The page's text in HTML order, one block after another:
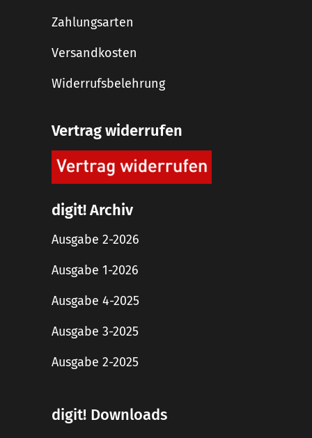
Zahlungsarten
Versandkosten
Widerrufsbelehrung
Vertrag widerrufen
digit! Archiv
Ausgabe 2-2026
Ausgabe 1-2026
Ausgabe 4-2025
Ausgabe 3-2025
Ausgabe 2-2025
digit! Downloads